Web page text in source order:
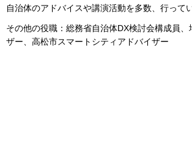
自治体のアドバイスや講演活動を多数、行ってい
その他の役職：総務省自治体DX検討会構成員、
ザー、高松市スマートシティアドバイザー